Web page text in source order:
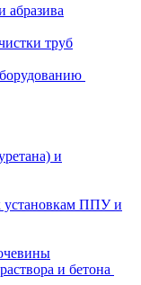
абразива
труб
и
установкам ППУ и
и бетона